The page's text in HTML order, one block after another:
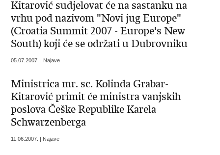
Kitarović sudjelovat će na sastanku na
vrhu pod nazivom "Novi jug Europe"
(Croatia Summit 2007 - Europe's New
South) koji će se održati u Dubrovniku
05.07.2007. | Najave
Ministrica mr. sc. Kolinda Grabar-
Kitarović primit će ministra vanjskih
poslova Češke Republike Karela
Schwarzenberga
11.06.2007. | Najave